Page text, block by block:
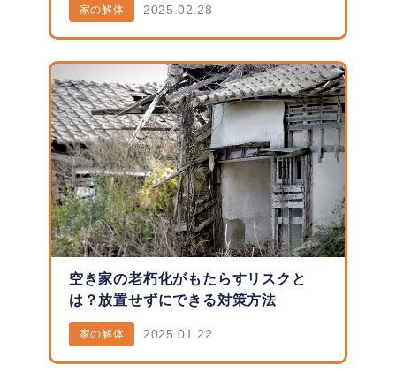
家の解体 2025.02.28
空き家の老朽化がもたらすリスクと
は？放置せずにできる対策方法
家の解体 2025.01.22